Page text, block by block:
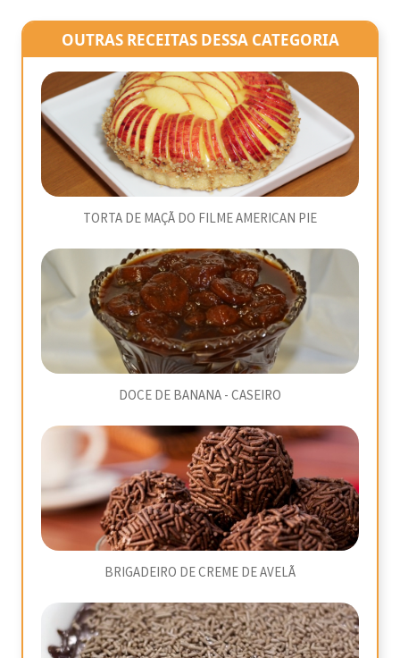
OUTRAS RECEITAS DESSA CATEGORIA
TORTA DE MAÇÃ DO FILME AMERICAN PIE
DOCE DE BANANA - CASEIRO
BRIGADEIRO DE CREME DE AVELÃ